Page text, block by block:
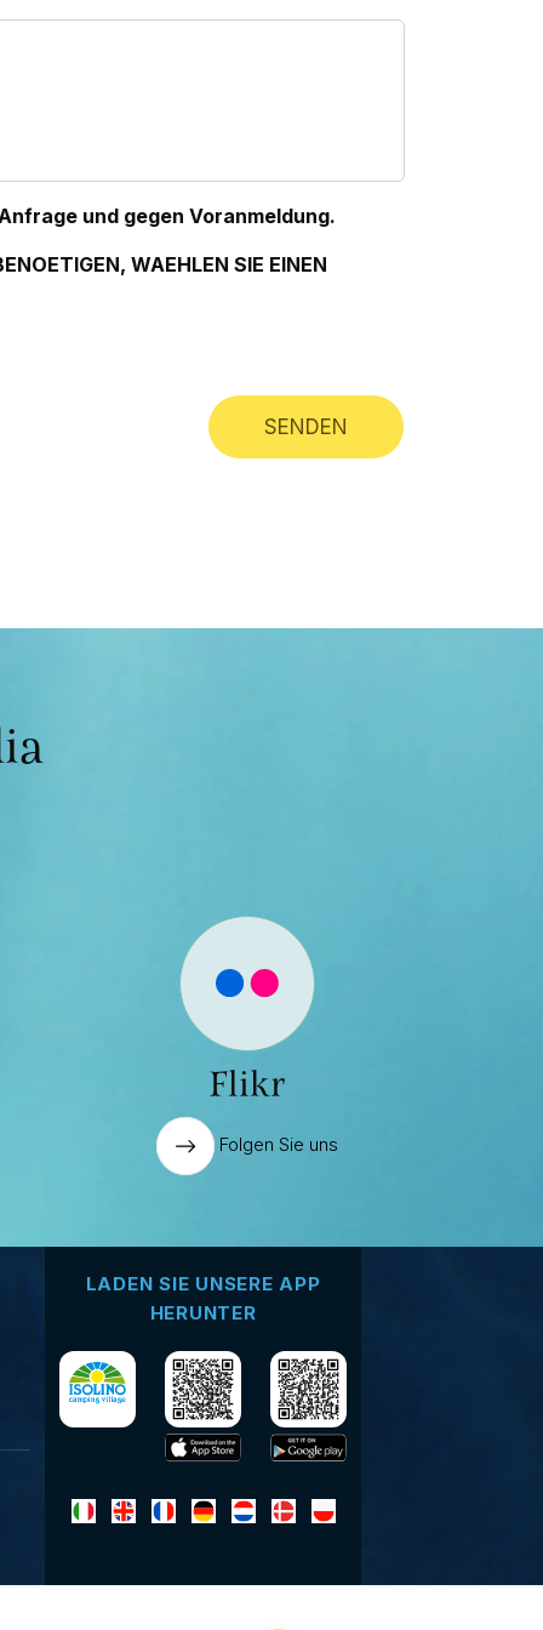
und gegen Voranmeldung.
WAEHLEN SIE EINEN
SENDEN
Flikr
Folgen Sie uns
LADEN SIE UNSERE APP
HERUNTER